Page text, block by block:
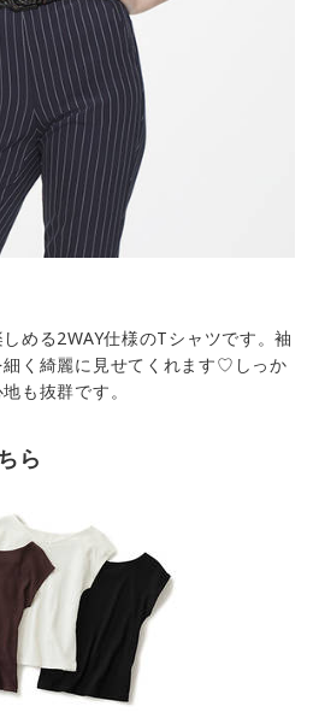
める2WAY仕様のTシャツです。袖
く綺麗に見せてくれます♡しっか
も抜群です。
ら